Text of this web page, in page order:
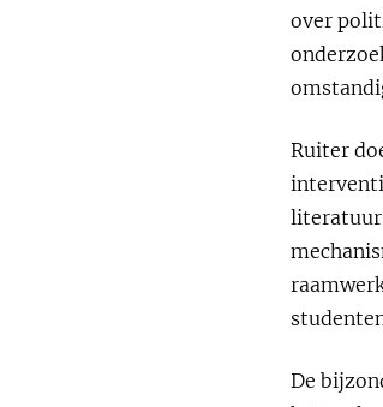
over
Ruiter
De